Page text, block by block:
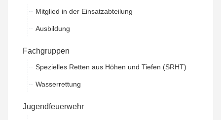
Mitglied in der Einsatzabteilung
Ausbildung
Fachgruppen
Spezielles Retten aus Höhen und Tiefen (SRHT)
Wasserrettung
Jugendfeuerwehr